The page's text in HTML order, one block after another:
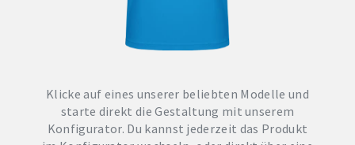
Klicke auf eines unserer beliebten Modelle und
starte direkt die Gestaltung mit unserem
Konfigurator. Du kannst jederzeit das Produkt